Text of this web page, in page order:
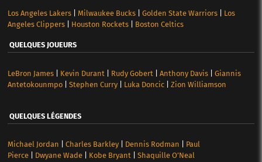
Los Angeles Lakers| Milwaukee Bucks| Golden State Warriors| Los
Angeles Clippers| Houston Rockets| Boston Celtics
QUELQUES JOUEURS
LeBron James| Kevin Durant Rudy Gobert Anthony Davis| Giannis
Antetokounmpo| Stephen Curry| Luka Doncic| Zion Williamson
QUELQUES LÉGENDES
Michael Jordan Charles Barkley| Dennis Rodman
Paul
Pierce| Dwyane Wade| Kobe Bryant| Shaquille O’Neal